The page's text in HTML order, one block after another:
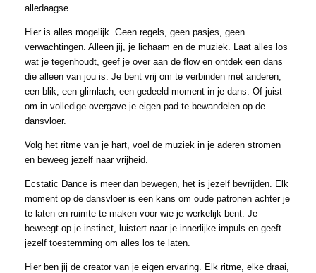
alledaagse.
Hier is alles mogelijk. Geen regels, geen pasjes, geen
verwachtingen. Alleen jij, je lichaam en de muziek. Laat alles los
wat je tegenhoudt, geef je over aan de flow en ontdek een dans
die alleen van jou is. Je bent vrij om te verbinden met anderen,
een blik, een glimlach, een gedeeld moment in je dans. Of juist
om in volledige overgave je eigen pad te bewandelen op de
dansvloer.
Volg het ritme van je hart, voel de muziek in je aderen stromen
en beweeg jezelf naar vrijheid.
Ecstatic Dance is meer dan bewegen, het is jezelf bevrijden. Elk
moment op de dansvloer is een kans om oude patronen achter je
te laten en ruimte te maken voor wie je werkelijk bent. Je
beweegt op je instinct, luistert naar je innerlijke impuls en geeft
jezelf toestemming om alles los te laten.
Hier ben jij de creator van je eigen ervaring. Elk ritme, elke draai,